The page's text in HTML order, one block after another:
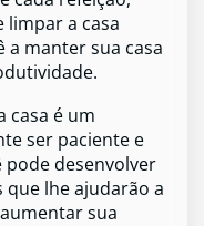
limpar a casa
a manter sua casa
casa é um
ser paciente e
pode desenvolver
que lhe ajudarão a
sua